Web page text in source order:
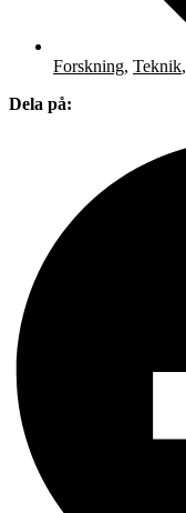
Forskning, Teknik,
Dela på: